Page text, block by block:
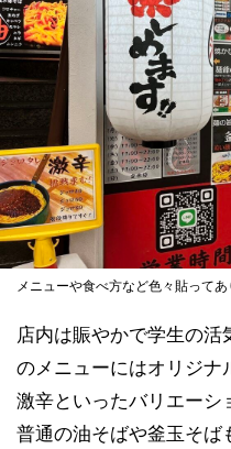
メニューや食べ方など色々貼ってあ
店内は賑やかで学生の
のメニューにはオリジナ
激辛といったバリエーシ
普通の油そばや釜玉そば